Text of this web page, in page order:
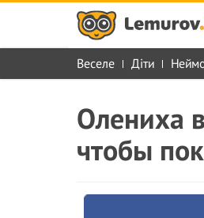
Веселе Діти
Олениха
чтобы